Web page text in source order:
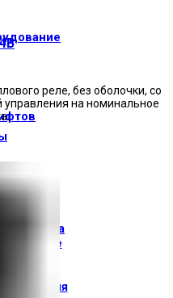
и оплата
марке
реле, без оболочки, со
управления на номинальное